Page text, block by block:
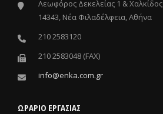
Λεωφόρος Δεκελείας 1 & Χαλκίδος
14343, Νέα Φιλαδέλφεια, Αθήνα
210 2583120
210 2583048 (FAX)
info@enka.com.gr
ΩΡΑΡΙΟ ΕΡΓΑΣΙΑΣ